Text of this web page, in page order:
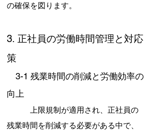
の確保を図ります。
3. 正社員の労働時間管理と対応
策
3-1 残業時間の削減と労働効率の
向上
上限規制が適用され、正社員の
残業時間を削減する必要がある中で、